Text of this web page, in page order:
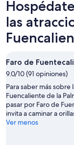
las
Faro de
9.0/10 (91 opiniones)
Para saber más sobre
Fuencaliente de la
pasar por Faro de
invita a caminar a
Ver menos